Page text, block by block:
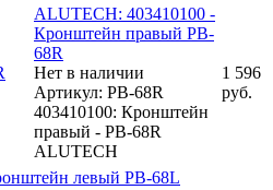
ALUTECH: 403410100 -
Кронштейн правый PB-
68R
Нет в наличии
Артикул: PB-68R
403410100: Кронштейн
правый - PB-68R
ALUTECH
1 596
руб.
левый PB-68L